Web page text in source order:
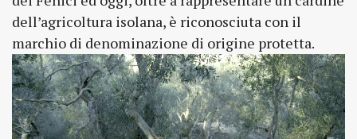
dell’agricoltura isolana, è riconosciuta con il
marchio di denominazione di origine protetta.